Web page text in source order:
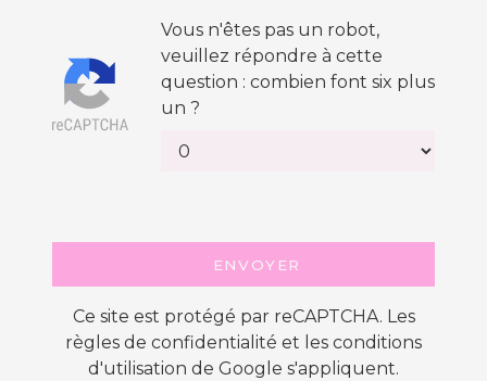
Vous n'êtes pas un robot,
veuillez répondre à cette
question : combien font six plus
un ?
ENVOYER
Ce site est protégé par reCAPTCHA. Les
règles de confidentialité et les conditions
d'utilisation de Google s'appliquent.